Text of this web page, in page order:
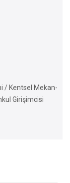
/ Kentsel Mekan-
Girişimcisi